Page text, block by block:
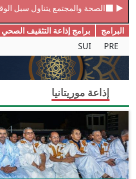
الصحة والمجتمع يتناول سبل
البرامج
برامج إذاعة التثقیف الصحي
PRE
SUI
إذاعة موريتانيا